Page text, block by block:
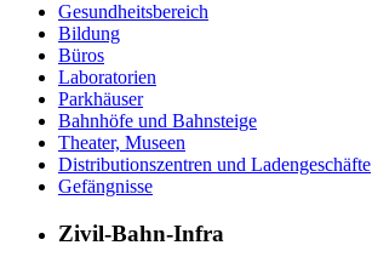
Gesundheitsbereich
Bildung
Büros
Laboratorien
Parkhäuser
Bahnhöfe und Bahnsteige
Theater, Museen
Distributionszentren und Ladengeschäfte
Gefängnisse
Zivil-Bahn-Infra